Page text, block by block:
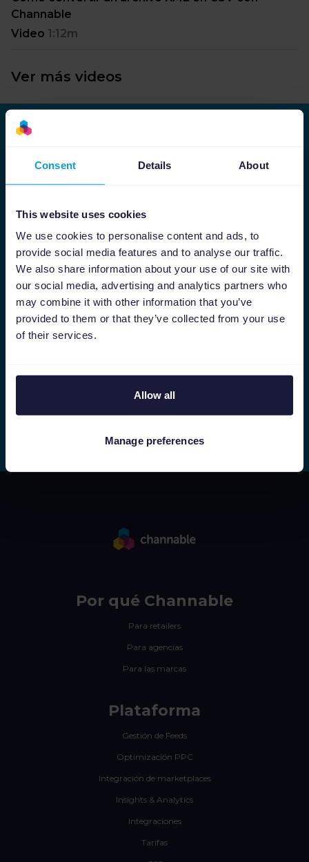
Consent Details About
This website uses cookies
We use cookies to personalise content and ads, to
provide social media features and to analyse our traffic.
We also share information about your use of our site with
our social media, advertising and analytics partners who
may combine it with other information that you’ve
provided to them or that they’ve collected from your use
of their services.
Allow all
Manage preferences
Channable
Video 1:12m
Ver más videos
Suscríbete a nuestra newsletter
Encontrarás novedades sobre eCommerce,
marketing digital y por supuesto, ¡también
Nombre Apellido
Email*
Por qué Channable
Para retailers
Para agencias
Para las marcas
Plataforma
Gestión de Feeds
Optimización PPC
Integración de marketplaces
Insights & Analytics
Integraciones
Tarifas